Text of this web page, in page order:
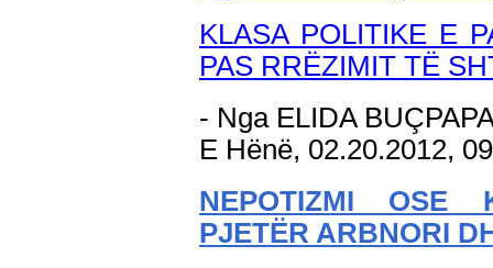
KLASA POLITIKE E
PAS RRËZIMIT TË
- Nga ELIDA
E Hënë, 02.20.2012,
NEPOTIZMI OSE
PJETËR ARBNORI